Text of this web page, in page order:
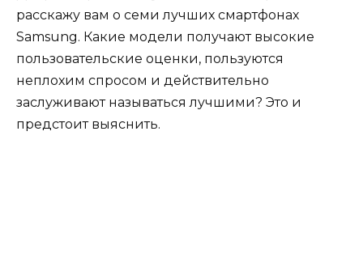
расскажу вам о семи лучших смартфонах
Samsung. Какие модели получают высокие
пользовательские оценки, пользуются
неплохим спросом и действительно
заслуживают называться лучшими? Это и
предстоит выяснить.